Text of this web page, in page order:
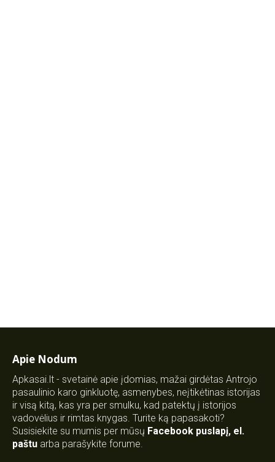
Apie Nodum
Apkasai.lt - svetainė apie įdomias, mažai girdėtas Antrojo
pasaulinio karo ginkluotę, asmenybes, neįtikėtinas istorijas
ir visą kitą, kas yra per smulku, kad patektų į istorijos
vadovėlius ir rimtas knygas. Turite ką papasakoti?
Susisiekite su mumis per mūsų Facebook puslapį, el.
paštu arba parašykite forume.